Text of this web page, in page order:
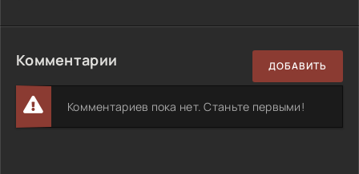
Комментарии ДОБАВИТЬ
Комментариев пока нет. Станьте первыми!